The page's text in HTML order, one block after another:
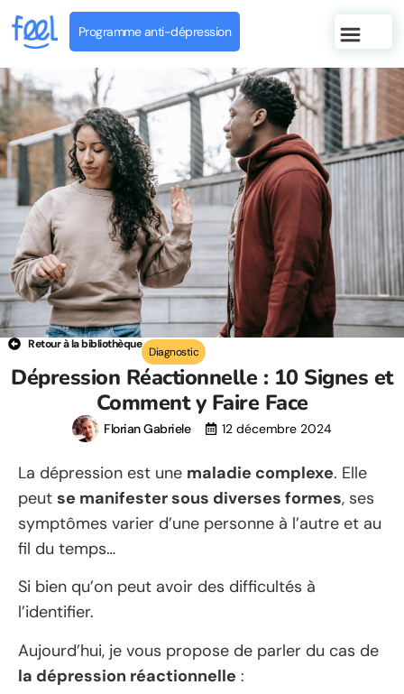
Programme anti-dépression
Retour à la bibliothèque
Diagnostic
Dépression Réactionnelle : 10 Signes et
Comment y Faire Face
Florian Gabriele 12 décembre 2024
La dépression est une maladie complexe. Elle
peut se manifester sous diverses formes, ses
symptômes varier d’une personne à l’autre et au
fil du temps…
Si bien qu’on peut avoir des difficultés à
l’identifier.
Aujourd’hui, je vous propose de parler du cas de
la dépression réactionnelle :